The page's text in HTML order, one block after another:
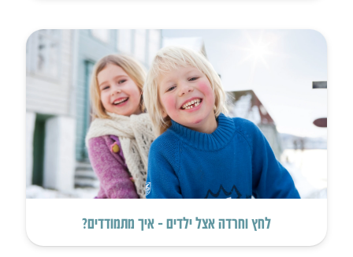
לחץ וחרדה אצל ילדים – איך מתמודדים?